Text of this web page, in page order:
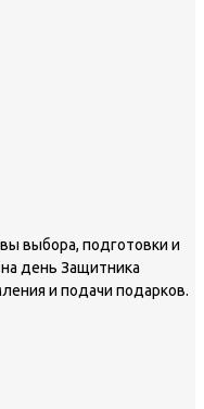
выбора, подготовки и
день Защитника
и подачи подарков.